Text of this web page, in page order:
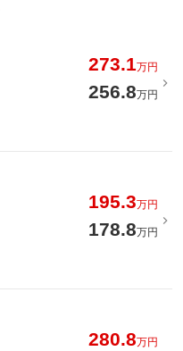
273.1万円
256.8万円
195.3万円
178.8万円
280.8万円